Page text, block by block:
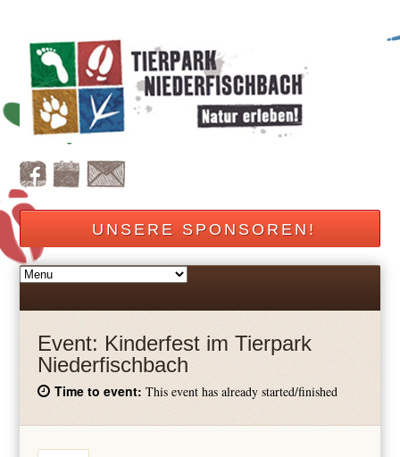
UNSERE SPONSOREN!
Event:Kinderfest im Tierpark
Niederfischbach
Time to event:This event has already started/finished